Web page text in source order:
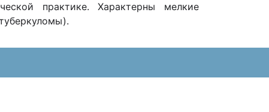
практике. Характерны мелкие